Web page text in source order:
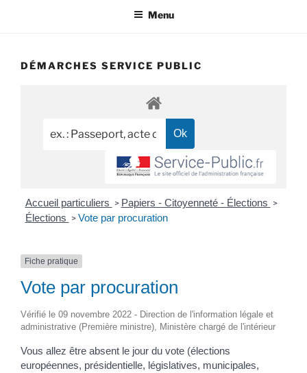
Menu
DÉMARCHES SERVICE PUBLIC
Accueil particuliers > Papiers - Citoyenneté - Élections >
Élections > Vote par procuration
Fiche pratique
Vote par procuration
Vérifié le 09 novembre 2022 - Direction de l'information légale et
administrative (Première ministre), Ministère chargé de l'intérieur
Vous allez être absent le jour du vote (élections
européennes, présidentielle, législatives, municipales,